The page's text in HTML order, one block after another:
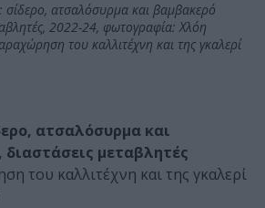
σίδερο, ατσαλόσυρμα και βαμβακερό
2022-24, φωτογραφία: Χλόη
του καλλιτέχνη και της γκαλερί
ατσαλόσυρμα και
μεταβλητές
του καλλιτέχνη και της γκαλερί